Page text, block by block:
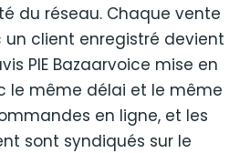
du réseau. Chaque vente
client enregistré devient
PIE Bazaarvoice mise en
le même délai et le même
en ligne, et les
sont syndiqués sur le